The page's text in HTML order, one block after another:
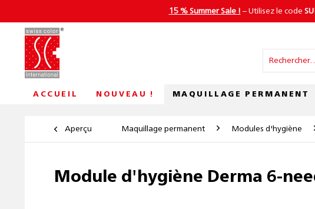
15 % Summer Sale ! – Utilisez le code
ACCUEIL NOUVEAU ! MAQUILLAGE PERMANENT
Aperçu Maquillage permanent Modules d'hygiène
Module d'hygiène Derma 6-